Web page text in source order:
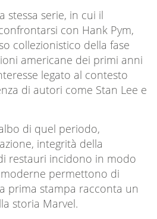
stessa serie, in cui il
con Hank Pym,
collezionistico della fase
americane dei primi anni
legato al contesto
di autori come Stan Lee e
di quel periodo,
integrità della
restauri incidono in modo
permettono di
prima stampa racconta un
storia Marvel.